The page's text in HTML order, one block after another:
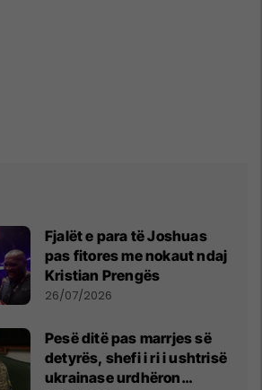
Fjalët e para të Joshuas
pas fitores me nokaut ndaj
Kristian Prengës
26/07/2026
Pesë ditë pas marrjes së
detyrës, shefi i ri i ushtrisë
ukrainase urdhëron